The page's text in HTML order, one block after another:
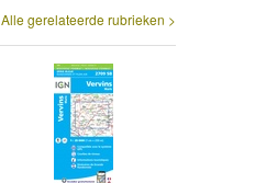
Alle gerelateerde rubrieken >